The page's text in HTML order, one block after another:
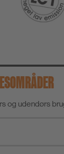
og udendørs